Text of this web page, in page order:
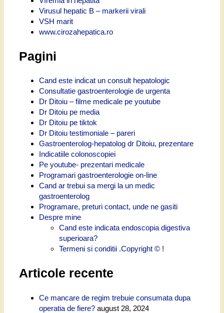
Virusul hepatic B – markerii virali
VSH marit
www.cirozahepatica.ro
Pagini
Cand este indicat un consult hepatologic
Consultatie gastroenterologie de urgenta
Dr Ditoiu – filme medicale pe youtube
Dr Ditoiu pe media
Dr Ditoiu pe tiktok
Dr Ditoiu testimoniale – pareri
Gastroenterolog-hepatolog dr Ditoiu, prezentare
Indicatiile colonoscopiei
Pe youtube- prezentari medicale
Programari gastroenterologie on-line
Cand ar trebui sa mergi la un medic
gastroenterolog
Programare, preturi contact, unde ne gasiti
Despre mine
Cand este indicata endoscopia digestiva
superioara?
Termeni si conditii .Copyright © !
Articole recente
Ce mancare de regim trebuie consumata dupa
operatia de fiere? august 28, 2024